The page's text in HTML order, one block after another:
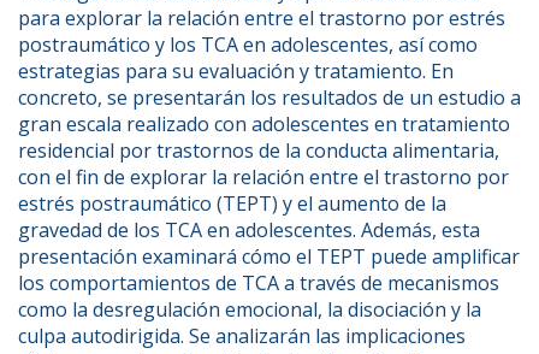
para explorar la relación entre el trastorno por estrés
postraumático y los TCA en adolescentes, así como
estrategias para su evaluación y tratamiento. En
concreto, se presentarán los resultados de un estudio a
gran escala realizado con adolescentes en tratamiento
residencial por trastornos de la conducta alimentaria,
con el fin de explorar la relación entre el trastorno por
estrés postraumático (TEPT) y el aumento de la
gravedad de los TCA en adolescentes. Además, esta
presentación examinará cómo el TEPT puede amplificar
los comportamientos de TCA a través de mecanismos
como la desregulación emocional, la disociación y la
culpa autodirigida. Se analizarán las implicaciones